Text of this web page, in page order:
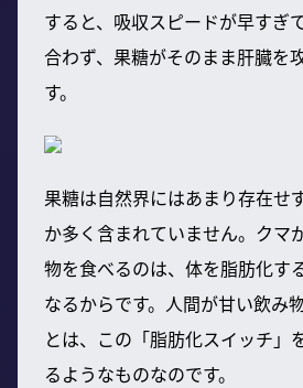
すると、吸収スピードが早すぎ
合わず、果糖がそのまま肝臓を
す。
果糖は自然界にはあまり存在せ
か多く含まれていません。クマ
物を食べるのは、体を脂肪化す
なるからです。人間が甘い飲み
とは、この「脂肪化スイッチ」
るようなものなのです。